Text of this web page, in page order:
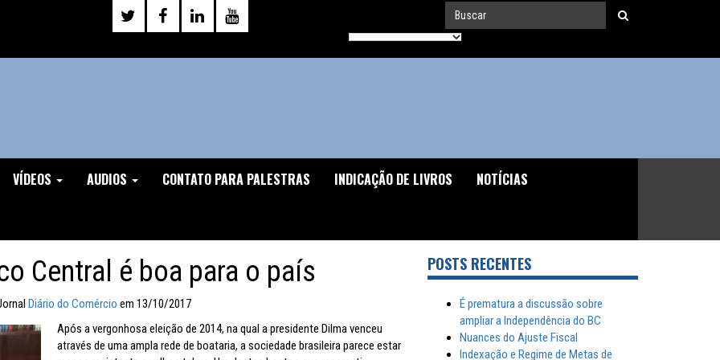
VÍDEOS AUDIOS CONTATO PARA PALESTRAS INDICAÇÃO DE LIVROS NOTÍCIAS
Central é boa para o país
Diário do Comércio em 13/10/2017
Após a vergonhosa eleição de 2014, na qual a presidente Dilma venceu
através de uma ampla rede de boataria, a sociedade brasileira parece estar
POSTS RECENTES
É prematura a discussão sobre
ampliar a Independência do BC
Nuances do Ajuste Fiscal
Indexação e Regime de Metas de